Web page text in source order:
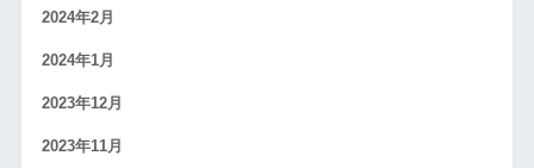
2024年2月
2024年1月
2023年12月
2023年11月